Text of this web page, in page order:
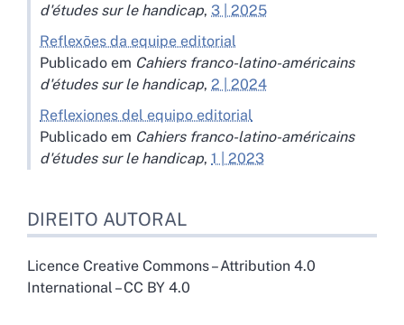
d'études sur le handicap, 3 | 2025
Reflexões da equipe editorial
Publicado em Cahiers franco-latino-américains
d'études sur le handicap, 2 | 2024
Reflexiones del equipo editorial
Publicado em Cahiers franco-latino-américains
d'études sur le handicap, 1 | 2023
DIREITO AUTORAL
Licence Creative Commons – Attribution 4.0
International – CC BY 4.0